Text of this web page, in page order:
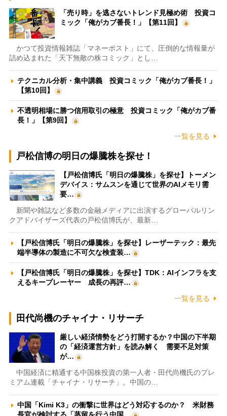
「売り時」を逃さないトレンド見極め術 投資コ
ミック「俺がカブ番長！」【第11回】
かつて投資情報雑誌「マネーポスト」にて、圧倒的な情報量が
詰め込まれた「天下無敵の株コミック」とし…
テクニカル分析・集中講義 投資コミック「俺がカブ番長！」
【第10回】
不透明相場に勝つ信用取引の極意 投資コミック「俺がカブ番
長！」【第9回】
一覧を見る
戸松信博の明日の爆騰株を探せ！
【戸松信博氏「明日の爆騰株」を探せ】トーメン
デバイス：サムスンを通じて世界のAIメモリ需
要…
新聞や雑誌など多数の金融メディアに出演するグローバルリン
クアドバイザーズ代表の戸松信博氏が、最新…
【戸松信博氏「明日の爆騰株」を探せ】レーザーテック：最先
端半導体の製造に不可欠な検査装…
【戸松信博氏「明日の爆騰株」を探せ】TDK：AIインフラを支
えるキープレーヤー 成長の再評…
一覧を見る
田代尚機のチャイナ・リサーチ
厳しい経済情勢をどう打開するか？中国の下半期
の「経済運営方針」を読み解く 需要不足対策
が…
中国経済に精通する中国株投資の第一人者・田代尚機氏のプレ
ミアム連載「チャイナ・リサーチ」。中国の…
中国「Kimi K3」の衝撃に世界はどう対応するのか？ 米財務
長官が検討する「蒸留を行う中国…